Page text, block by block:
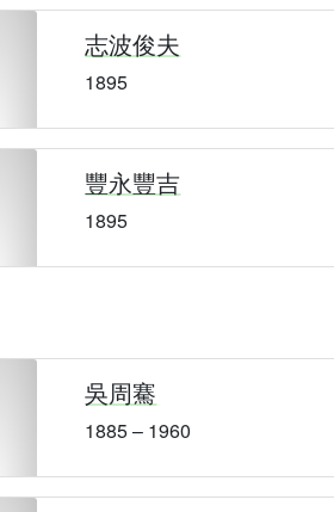
志波俊夫
1895
豐永豐吉
1895
吳周騫
1885 – 1960